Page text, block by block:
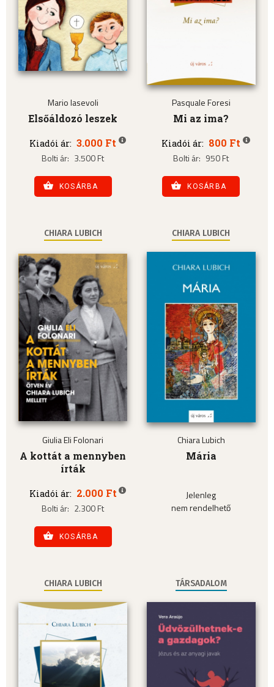
Mario Iasevoli
Elsőáldozó leszek
Kiadói ár: 3.000 Ft
Bolti ár: 3.500 Ft
KOSÁRBA
Pasquale Foresi
Mi az ima?
Kiadói ár: 800 Ft
Bolti ár: 950 Ft
KOSÁRBA
CHIARA LUBICH
Giulia Eli Folonari
A kottát a mennyben
írták
Kiadói ár: 2.000 Ft
Bolti ár: 2.300 Ft
KOSÁRBA
CHIARA LUBICH
Chiara Lubich
Mária
Jelenleg
nem rendelhető
CHIARA LUBICH TÁRSADALOM